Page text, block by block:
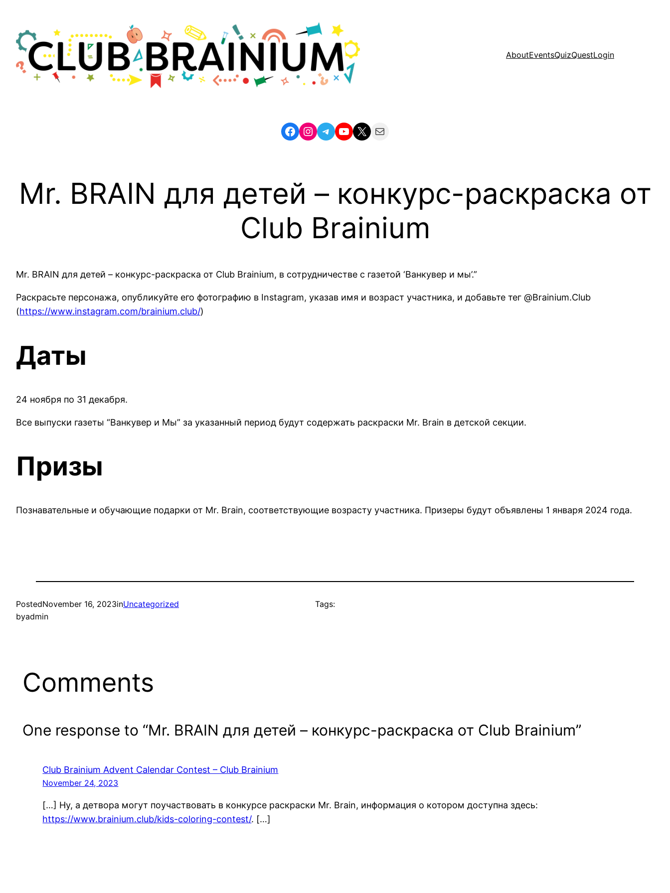
content
AboutEventsQuizQuestLogin
Facebook
Instagram
Telegram
YouTube
X Mail
Mr. BRAIN для детей – конкурс-раскраска от
Club Brainium
Mr. BRAIN для детей – конкурс-раскраска от Club Brainium, в сотрудничестве с газетой ‘Ванкувер и мы’.”
Раскрасьте персонажа, опубликуйте его фотографию в Instagram, указав имя и возраст участника, и добавьте тег @Brainium.Club
(https://www.instagram.com/brainium.club/)
Даты
24 ноября по 31 декабря.
Все выпуски газеты “Ванкувер и Мы” за указанный период будут содержать раскраски Mr. Brain в детской секции.
Призы
Познавательные и обучающие подарки от Mr. Brain, соответствующие возрасту участника. Призеры будут объявлены 1 января 2024 года.
PostedNovember 16, 2023inUncategorized
byadmin
Tags:
Comments
One response to “Mr. BRAIN для детей – конкурс-раскраска от Club Brainium”
Club Brainium Advent Calendar Contest – Club Brainium
November 24, 2023
[…] Ну, а детвора могут поучаствовать в конкурсе раскраски Mr. Brain, информация о котором доступна здесь:
https://www.brainium.club/kids-coloring-contest/. […]